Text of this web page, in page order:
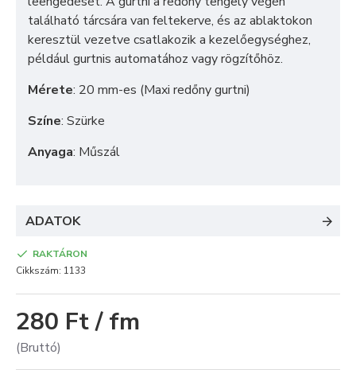
található tárcsára van feltekerve, és az ablaktokon
keresztül vezetve csatlakozik a kezelőegységhez,
például gurtnis automatához vagy rögzítőhöz.
Mérete: 20 mm-es (Maxi redőny gurtni)
Színe: Szürke
Anyaga: Műszál
ADATOK
280 Ft / fm
(Bruttó)
RAKTÁRON
Cikkszám: 1133